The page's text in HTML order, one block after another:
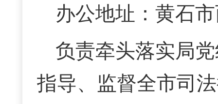
办公地址：黄石
负责牵头落实局
指导、监督全市司